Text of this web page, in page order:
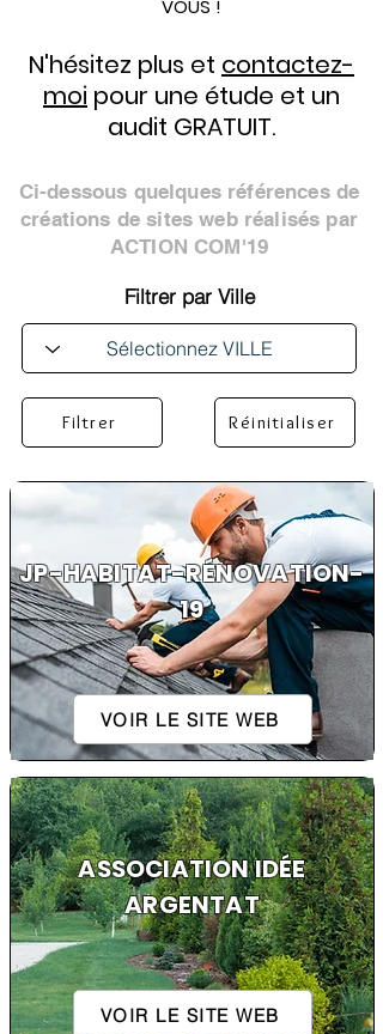
VOUS !
N'hésitez plus et contactez-
moi pour une étude et un
audit GRATUIT.
Ci-dessous quelques références de
créations de sites web réalisés par
ACTION COM'19
Filtrer par Ville
Filtrer Réinitialiser
JP-HABITAT-RÉNOVATION-
19
VOIR LE SITE WEB
ASSOCIATION IDÉE
ARGENTAT
VOIR LE SITE WEB